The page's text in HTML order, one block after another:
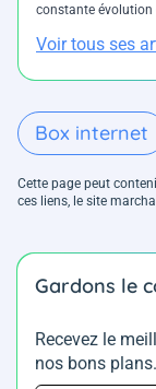
constante évolution
Voir tous ses
Box internet
Cette page peut
ces liens, le site
Gardons le
Recevez le
nos bons plans.